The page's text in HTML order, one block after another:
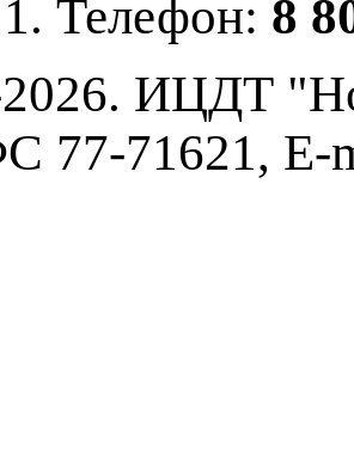
1. Телефон: 8
ИЦДТ
77-71621, E-